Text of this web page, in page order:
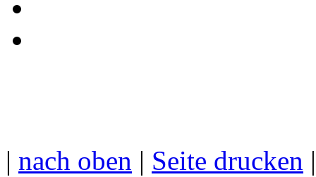
| nach oben | Seite drucken |